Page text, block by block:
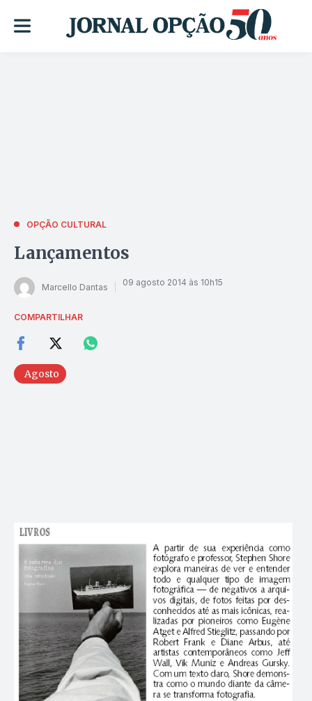
OPÇÃO CULTURAL
Lançamentos
Marcello Dantas 09 agosto 2014 às 10h15
COMPARTILHAR
Agosto